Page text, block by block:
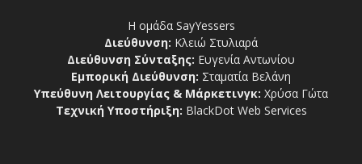
Η ομάδα SayYessers
Διεύθυνση: Κλειώ Στυλιαρά
Διεύθυνση Σύνταξης: Ευγενία Αντωνίου
Εμπορική Διεύθυνση: Σταματία Βελάνη
Υπεύθυνη Λειτουργίας & Μάρκετινγκ: Χρύσα Γώτα
Τεχνική Υποστήριξη: BlackDot Web Services